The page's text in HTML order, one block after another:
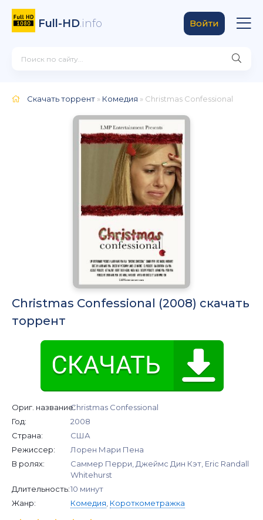
Full-HD.info Войти
Скачать торрент » Комедия » Christmas Confessional
Christmas Confessional (2008) скачать
торрент
Ориг. название:Christmas Confessional
Год:
2008
Страна:
США
Режиссер:
Лорен Мари Пена
В ролях:
Саммер Перри, Джеймс Дин Кэт, Eric Randall
Whitehurst
Длительность:10 минут
Жанр:
Комедия Короткометражка